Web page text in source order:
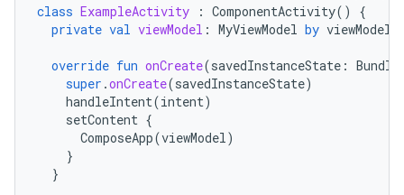
class ExampleActivity : ComponentActivity()
{
private val viewModel : MyViewModel by viewModels
override fun onCreate(savedInstanceState :
super .onCreate(savedInstanceState)
handleIntent(intent)
setContent {
ComposeApp(viewModel)
}
}